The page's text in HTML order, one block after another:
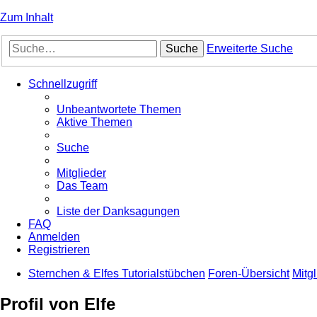
Zum Inhalt
Suche Erweiterte Suche
Schnellzugriff
Unbeantwortete Themen
Aktive Themen
Suche
Mitglieder
Das Team
Liste der Danksagungen
FAQ
Anmelden
Registrieren
Sternchen & Elfes Tutorialstübchen Foren-Übersicht
Profil von Elfe